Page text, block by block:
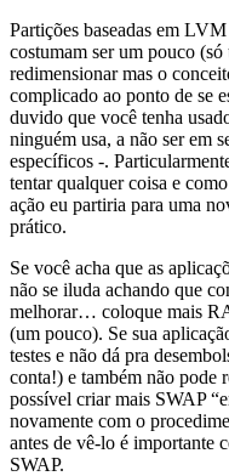
Partições baseadas em
costumam ser um pouco
redimensionar mas o
complicado ao ponto de se
duvido que você tenha
ninguém usa, a não ser em
específicos -.
tentar qualquer coisa e
ação eu partiria para uma
prático.
Se você acha que as
não se iluda achando que
melhorar… coloque mais
(um pouco). Se sua
testes e não dá pra
conta!) e também não pode
possível criar mais SWAP
novamente com o
antes de vê-lo é importante
SWAP.